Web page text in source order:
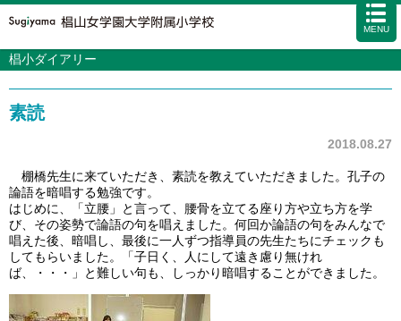
MENU
学校案内 カリキュラム
アクセス 資料請求 お問い合わせ サイトマップ
椙小ダイアリー
素読
2018.08.27
棚橋先生に来ていただき、素読を教えていただきました。孔子の
論語を暗唱する勉強です。
はじめに、「立腰」と言って、腰骨を立てる座り方や立ち方を学
び、その姿勢で論語の句を唱えました。何回か論語の句をみんなで
唱えた後、暗唱し、最後に一人ずつ指導員の先生たちにチェックも
してもらいました。「子日く、人にして遠き慮り無けれ
ば、・・・」と難しい句も、しっかり暗唱することができました。